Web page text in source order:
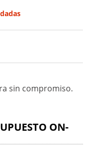
sin compromiso.
ON-